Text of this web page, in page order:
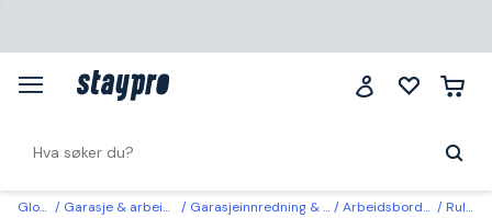
Gloria Garasje & arbeidsplass Garasjeinnredning & oppbevaring Arbeidsbord & rullevogner Rullevogner